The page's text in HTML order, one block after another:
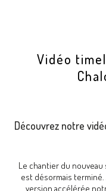
Vidéo
Découvrez notre
Le chantier du nouveau
est désormais terminé.
version accélérée